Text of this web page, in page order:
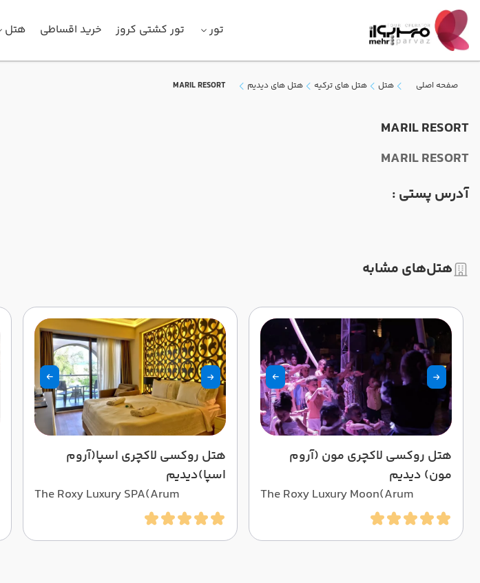
تور تور کشتی کروز خرید اقساطی هتل
صفحه اصلی هتل هتل های ترکیه هتل های دیدیم MARIL RESORT
MARIL RESORT
MARIL RESORT
آدرس پستی :
هتل‌های مشابه
هتل روکسی لاکچری مون (آروم
مون) دیدیم
The Roxy Luxury Moon(Arum
هتل روکسی لاکچری اسپا(آروم
اسپا)دیدیم
The Roxy Luxury SPA(Arum